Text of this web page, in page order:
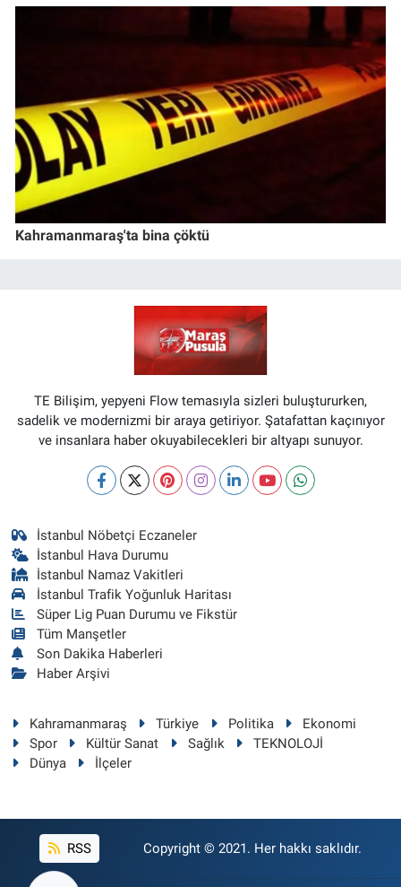
Kahramanmaraş'ta bina çöktü
TE Bilişim, yepyeni Flow temasıyla sizleri buluştururken,
sadelik ve modernizmi bir araya getiriyor. Şatafattan kaçınıyor
ve insanlara haber okuyabilecekleri bir altyapı sunuyor.
İstanbul Nöbetçi Eczaneler
İstanbul Hava Durumu
İstanbul Namaz Vakitleri
İstanbul Trafik Yoğunluk Haritası
Süper Lig Puan Durumu ve Fikstür
Tüm Manşetler
Son Dakika Haberleri
Haber Arşivi
Kahramanmaraş Türkiye Politika
Ekonomi
Spor
Kültür Sanat Sağlık
TEKNOLOJİ
Dünya
İlçeler
RSS Copyright © 2021. Her hakkı saklıdır.